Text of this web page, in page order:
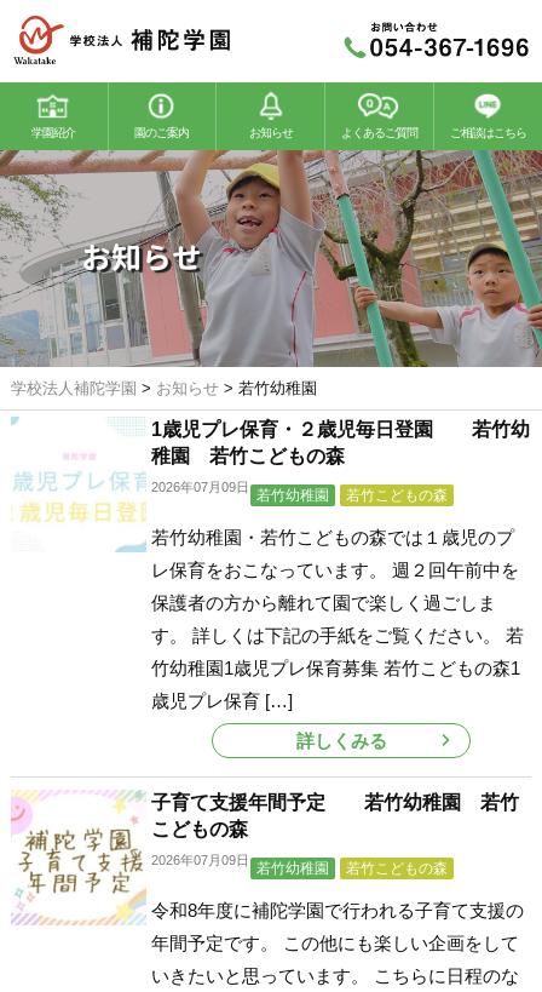
学園紹介 園のご案内
若竹幼稚園 若竹こどもの森
お知らせ よくあるご質問 ご相談はこちら
お知らせ
学校法人補陀学園 > お知らせ> 若竹幼稚園
1歳児プレ保育・２歳児毎日登園 若竹幼
稚園 若竹こどもの森
2026年07月09日 若竹幼稚園 若竹こどもの森
若竹幼稚園・若竹こどもの森では１歳児のプ
レ保育をおこなっています。 週２回午前中を
保護者の方から離れて園で楽しく過ごしま
す。 詳しくは下記の手紙をご覧ください。 若
竹幼稚園1歳児プレ保育募集 若竹こどもの森1
歳児プレ保育 […]
詳しくみる
子育て支援年間予定 若竹幼稚園 若竹
こどもの森
2026年07月09日 若竹幼稚園 若竹こどもの森
令和8年度に補陀学園で行われる子育て支援の
年間予定です。 この他にも楽しい企画をして
いきたいと思っています。 こちらに日程のな